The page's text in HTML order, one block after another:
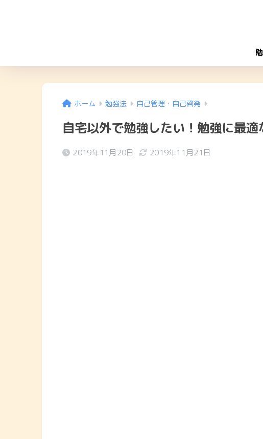
ホーム 勉強法 自己管理・自己啓発
自宅以外で勉強したい！勉強に最適
2019年11月20日 2019年11月21日